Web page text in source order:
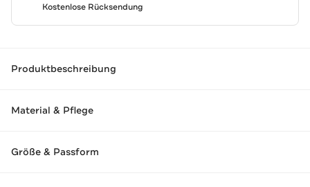
Kostenlose Rücksendung
Produktbeschreibung
Material & Pflege
Größe & Passform